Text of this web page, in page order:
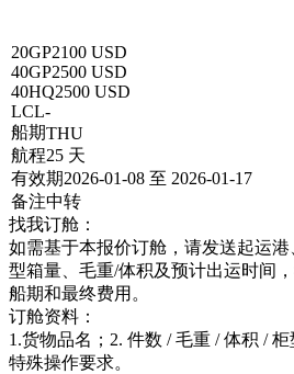
20GP2100 USD
40GP2500 USD
40HQ2500 USD
LCL-
船期THU
航程25 天
有效期2026-01-08 至 2026-01-17
备注中转
找我订舱：
如需基于本报价订舱，请发送起运
型箱量、毛重/体积及预计出运时间
船期和最终费用。
订舱资料：
1.货物品名；2. 件数 / 毛重 / 体积 /
特殊操作要求。